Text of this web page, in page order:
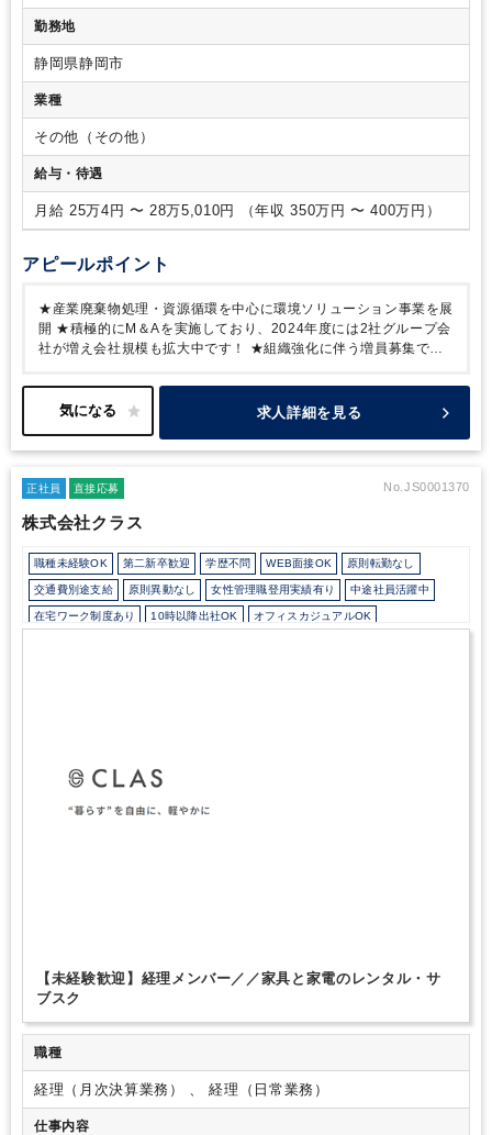
での実務経験・金融機関での就業経験 【歓迎要件】・日
商簿記検定3級の資格保有者
勤務地
静岡県静岡市
業種
その他（その他）
給与・待遇
月給 25万4円 〜 28万5,010円 （年収 350万円 〜 400万円）
アピールポイント
★産業廃棄物処理・資源循環を中心に環境ソリューション事業を展
開 ★積極的にM＆Aを実施しており、2024年度には2社グループ会
社が増え会社規模も拡大中です！
★組織強化に伴う増員募集で
求人詳細を見る
正社員 直接応募 No.JS0001370
株式会社クラス
職種未経験OK 第二新卒歓迎 学歴不問 WEB面接OK 原則転勤なし
交通費別途支給 原則異動なし 女性管理職登用実績有り 中途社員活躍中
在宅ワーク制度あり 10時以降出社OK オフィスカジュアルOK
【未経験歓迎】経理メンバー／／家具と家電のレンタル・サ
ブスク
職種
経理（月次決算業務） 、 経理（日常業務）
仕事内容